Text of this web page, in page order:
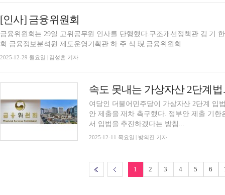
[인사] 금융위원회
금융위원회는 29일 고위공무원 인사를 단행했다.구조개선정책관 김 기 한 現 기획조정관기획조정관 손 주 형 現 금융위
회 금융정보분석원 제도운영기획관 하 주 식 現 금융위원회
2025-12-29 월요일 | 김성훈 기자
여당인 더불어민주당이 가상자산 2단계 입
안 제출을 재차 촉구했다. 정부안 제출 기
서 입법을 추진하겠다는 방침...
2025-12-11 목요일 | 방의진 기자
1 2 3 4 5 6